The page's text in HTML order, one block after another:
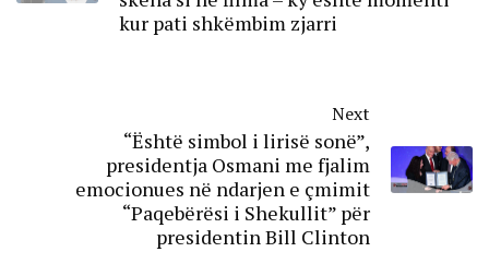
kur pati shkëmbim zjarri
Next
“Është simbol i lirisë sonë”,
presidentja Osmani me fjalim
emocionues në ndarjen e çmimit
“Paqebërësi i Shekullit” për
presidentin Bill Clinton